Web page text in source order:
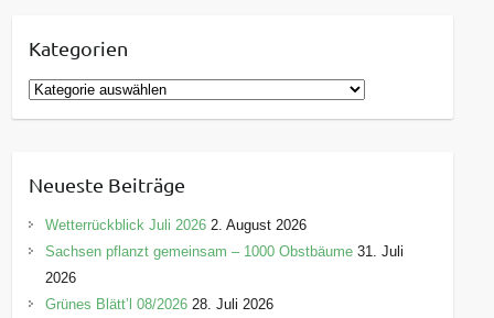
Kategorien
K
a
g
o
r
e
Neueste Beiträge
Wetterrückblick Juli 2026 2. August 2026
Sachsen pflanzt gemeinsam – 1000 Obstbäume 31. Juli
2026
Grünes Blätt’l 08/2026 28. Juli 2026